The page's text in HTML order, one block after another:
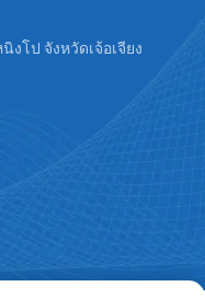
งโป จังหวัดเจ้อเจียง